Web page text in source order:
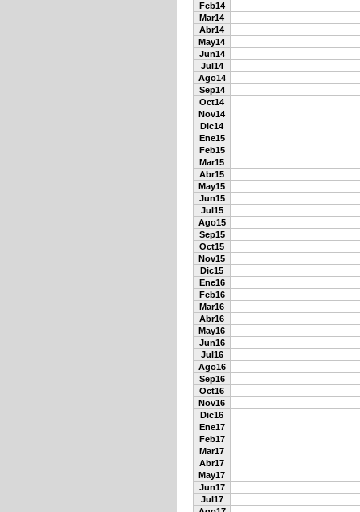
Feb14
Mar14
Abr14
May14
Jun14
Jul14
Ago14
Sep14
Oct14
Nov14
Dic14
Ene15
Feb15
Mar15
Abr15
May15
Jun15
Jul15
Ago15
Sep15
Oct15
Nov15
Dic15
Ene16
Feb16
Mar16
Abr16
May16
Jun16
Jul16
Ago16
Sep16
Oct16
Nov16
Dic16
Ene17
Feb17
Mar17
Abr17
May17
Jun17
Jul17